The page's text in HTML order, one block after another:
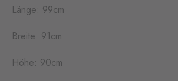
Länge: 99cm
Breite: 91cm
Höhe: 90cm